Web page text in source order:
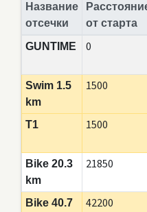
Название
отсечки
от старта
GUNTIME
0
Swim 1.5
km
1500
T1 1500
Bike 20.3
km
21850
Bike 40.7
42200